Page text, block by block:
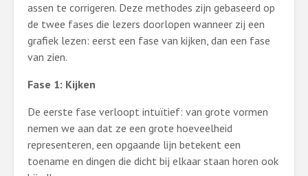
assen te corrigeren. Deze methodes zijn gebaseerd op
de twee fases die lezers doorlopen wanneer zij een
grafiek lezen: eerst een fase van kijken, dan een fase
van zien.
Fase 1: Kijken
De eerste fase verloopt intuïtief: van grote vormen
nemen we aan dat ze een grote hoeveelheid
representeren, een opgaande lijn betekent een
toename en dingen die dicht bij elkaar staan horen ook